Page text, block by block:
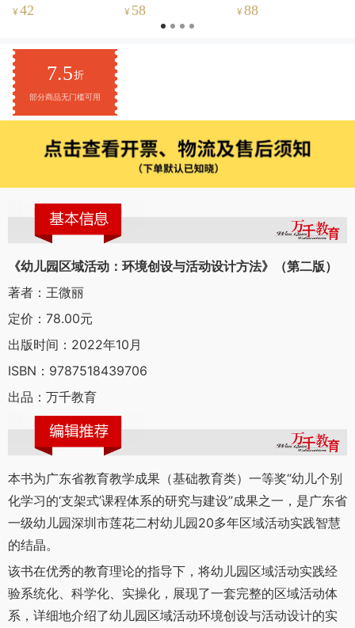
¥ 42 ¥ 58 ¥ 88
7.5折
部分商品无门槛可用
《幼儿园区域活动：环境创设与活动设计方法》（第二版）
著者：王微丽
定价：78.00元
出版时间：2022年10月
ISBN：9787518439706
出品：万千教育
本书为广东省教育教学成果（基础教育类）一等奖“幼儿个别
化学习的‘支架式’课程体系的研究与建设”成果之一，是广东省
一级幼儿园深圳市莲花二村幼儿园20多年区域活动实践智慧
的结晶。
该书在优秀的教育理论的指导下，将幼儿园区域活动实践经
验系统化、科学化、实操化，展现了一套完整的区域活动体
系，详细地介绍了幼儿园区域活动环境创设与活动设计的实